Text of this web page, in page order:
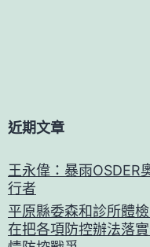
近期文章
王永偉：暴雨OSDER
行者
平原縣委森和診所體
在把各項防控辦法落